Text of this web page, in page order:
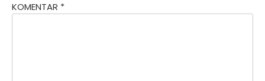
KOMENTAR *